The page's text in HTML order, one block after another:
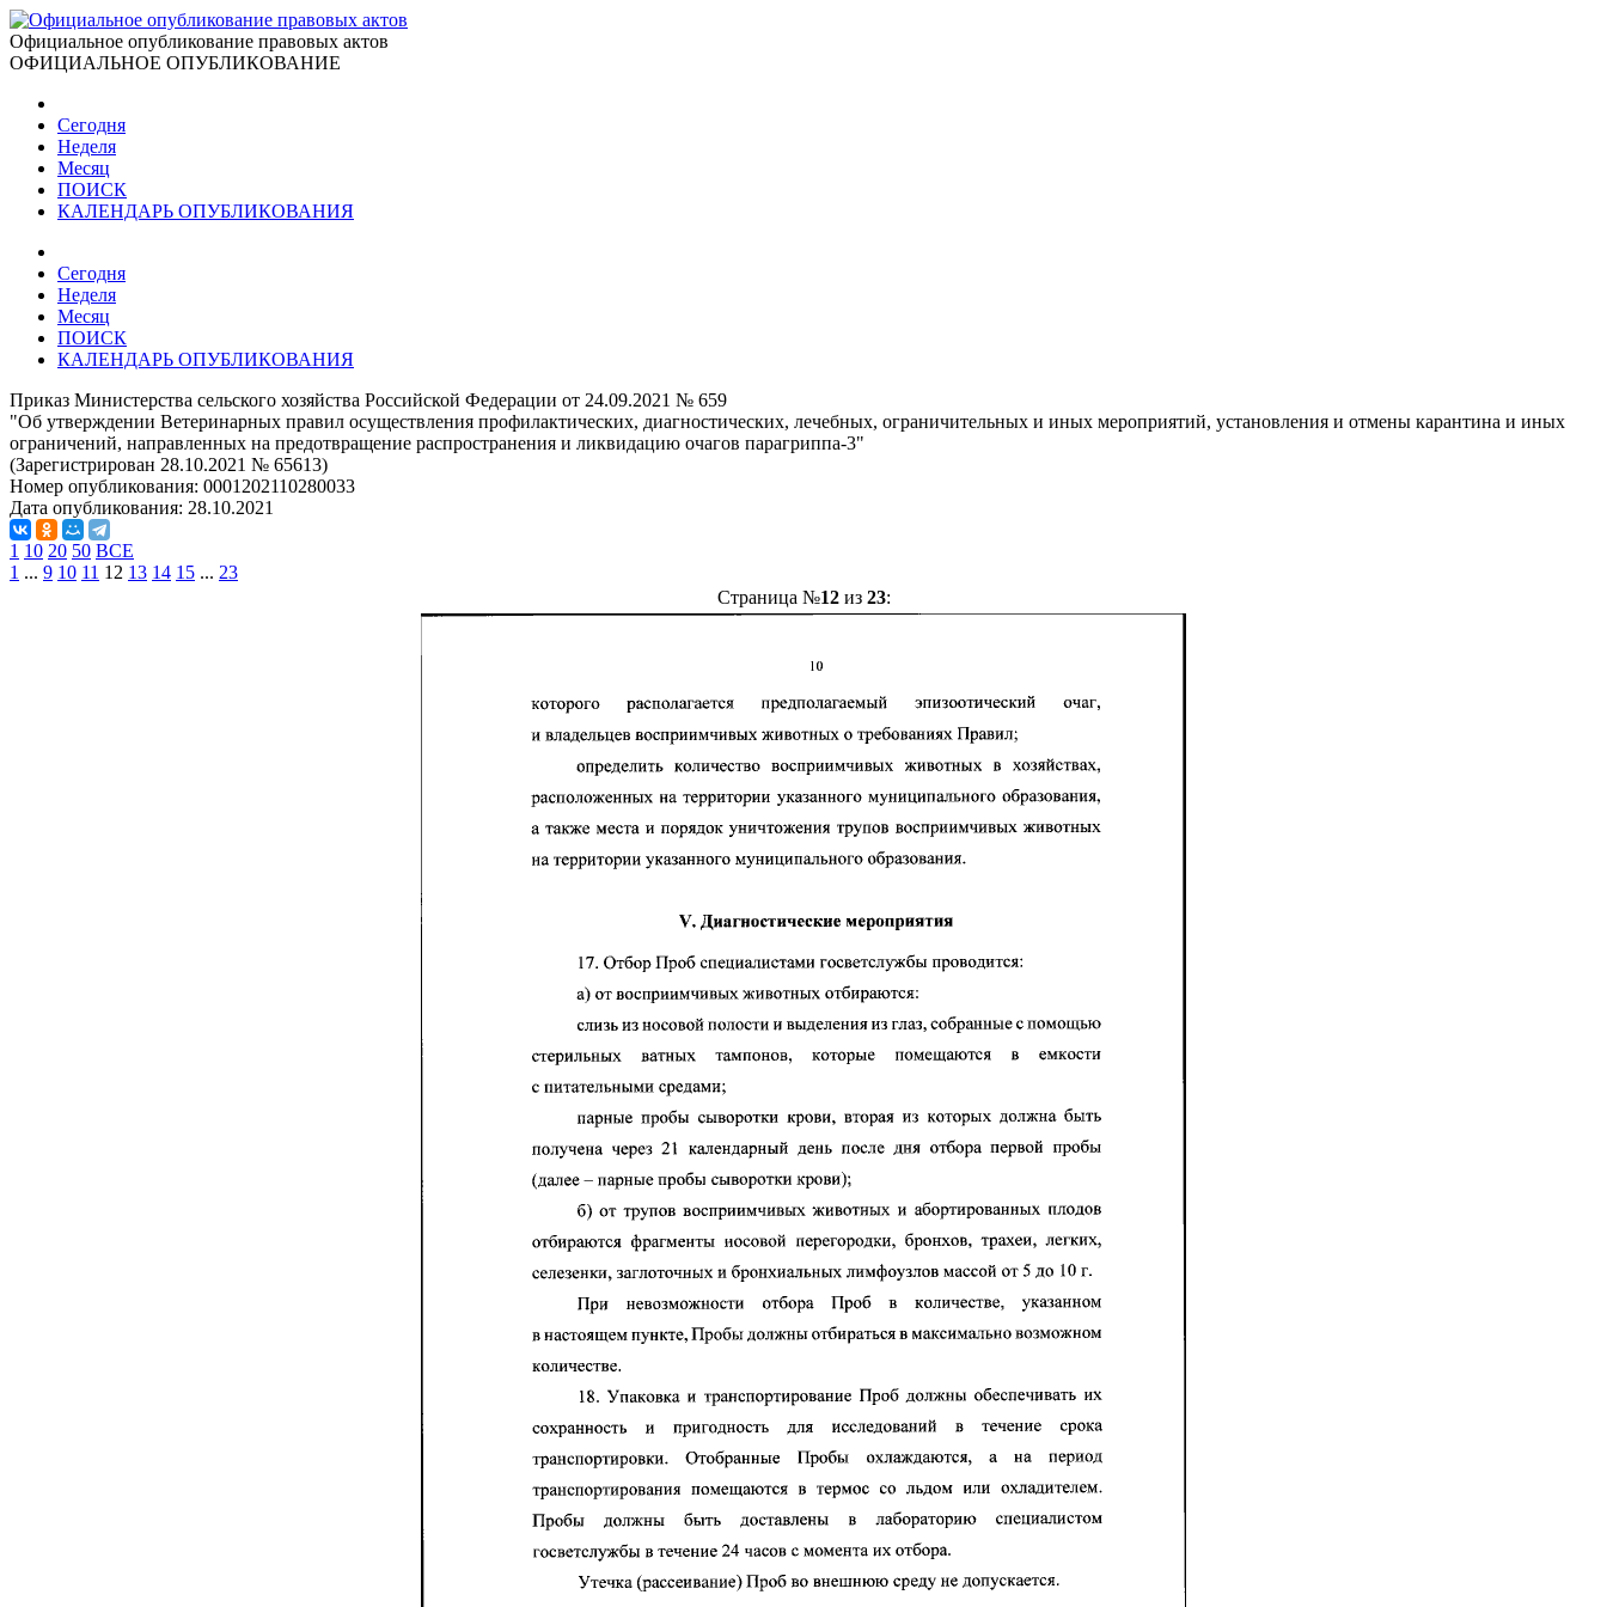
Официальное опубликование правовых актов
ОФИЦИАЛЬНОЕ ОПУБЛИКОВАНИЕ
Сегодня
Неделя
Месяц
ПОИСК
КАЛЕНДАРЬ ОПУБЛИКОВАНИЯ
Сегодня
Неделя
Месяц
ПОИСК
КАЛЕНДАРЬ ОПУБЛИКОВАНИЯ
Приказ Министерства сельского хозяйства Российской Федерации от 24.09.2021 № 659
"Об утверждении Ветеринарных правил осуществления профилактических, диагностических, лечебных, ограничительных и иных мероприятий, установления и отмены карантина и иных
ограничений, направленных на предотвращение распространения и ликвидацию очагов парагриппа-3"
(Зарегистрирован 28.10.2021 № 65613)
Номер опубликования: 0001202110280033
Дата опубликования: 28.10.2021
1 10 20 50 ВСЕ
1 ... 9 10 11 12 13 14 15 ... 23
Страница №12из 23: